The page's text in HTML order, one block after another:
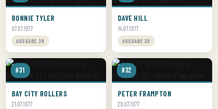
BONNIE TYLER
07.07.1977
AUSGABE 29
DAVE HILL
14.07.1977
AUSGABE 30
#31
BAY CITY ROLLERS
21.07.1977
#32
PETER FRAMPTON
28.07.1977